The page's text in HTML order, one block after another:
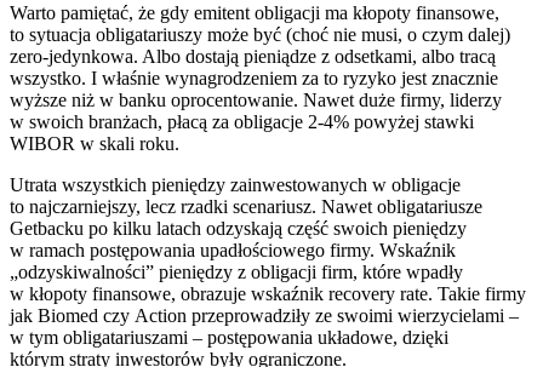
Warto pamiętać, że gdy emitent obligacji ma kłopoty finansowe,
to sytuacja obligatariuszy może być (choć nie musi, o czym dalej)
zero-jedynkowa. Albo dostają pieniądze z odsetkami, albo tracą
wszystko. I właśnie wynagrodzeniem za to ryzyko jest znacznie
wyższe niż w banku oprocentowanie. Nawet duże firmy, liderzy
w swoich branżach, płacą za obligacje 2-4% powyżej stawki
WIBOR w skali roku.
Utrata wszystkich pieniędzy zainwestowanych w obligacje
to najczarniejszy, lecz rzadki scenariusz. Nawet obligatariusze
Getbacku po kilku latach odzyskają część swoich pieniędzy
w ramach postępowania upadłościowego firmy. Wskaźnik
„odzyskiwalności” pieniędzy z obligacji firm, które wpadły
w kłopoty finansowe, obrazuje wskaźnik recovery rate. Takie firmy
jak Biomed czy Action przeprowadziły ze swoimi wierzycielami –
w tym obligatariuszami – postępowania układowe, dzięki
którym straty inwestorów były ograniczone.